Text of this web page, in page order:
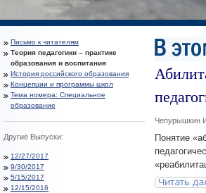
Письмо к читателям
Теория педагогики – практике
образования и воспитания
История российского образования
Концепции и программы школ
Тема номера: Специальное
образование
Другие Выпуски:
12/27/2017
9/30/2017
5/15/2017
12/15/2016
Чепурышкин
Понятие